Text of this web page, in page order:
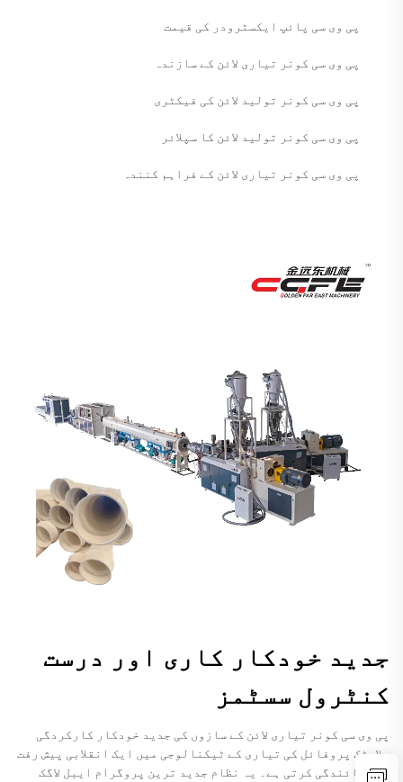
پی وی سی پائپ ایکسٹرودر کی قیمت
پی وی سی کونر تیاری لائن کے سازندہ
پی وی سی کونر تولید لائن کی فیکٹری
پی وی سی کونر تولید لائن کا سپلائر
پی وی سی کونر تیاری لائن کے فراہم کنندہ
جدید خودکار کاری اور درست
کنٹرول سسٹمز
پی وی سی کونر تیاری لائن کے سازوں کی جدید خودکار کارکردگی
پلاسٹک پروفائل کی تیاری کے ٹیکنالوجی میں ایک انقلابی پیش رفت
کی نمائندگی کرتی ہے۔ یہ نظام جدید ترین پروگرام ایبل لاگک